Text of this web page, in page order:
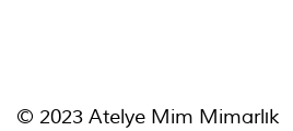
© 2023 Atelye Mim Mimarlık